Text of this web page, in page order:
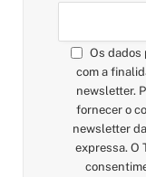
Os dados
com a
newsletter.
fornecer o
newsletter
expressa. O